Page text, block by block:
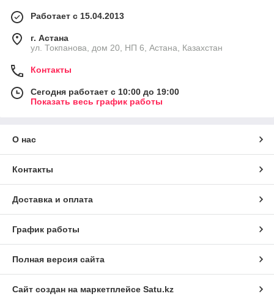
Работает с 15.04.2013
г. Астана
ул. Токпанова, дом 20, НП 6, Астана, Казахстан
Контакты
Сегодня работает с 10:00 до 19:00
Показать весь график работы
О нас
Контакты
Доставка и оплата
График работы
Полная версия сайта
Сайт создан на маркетплейсе Satu.kz